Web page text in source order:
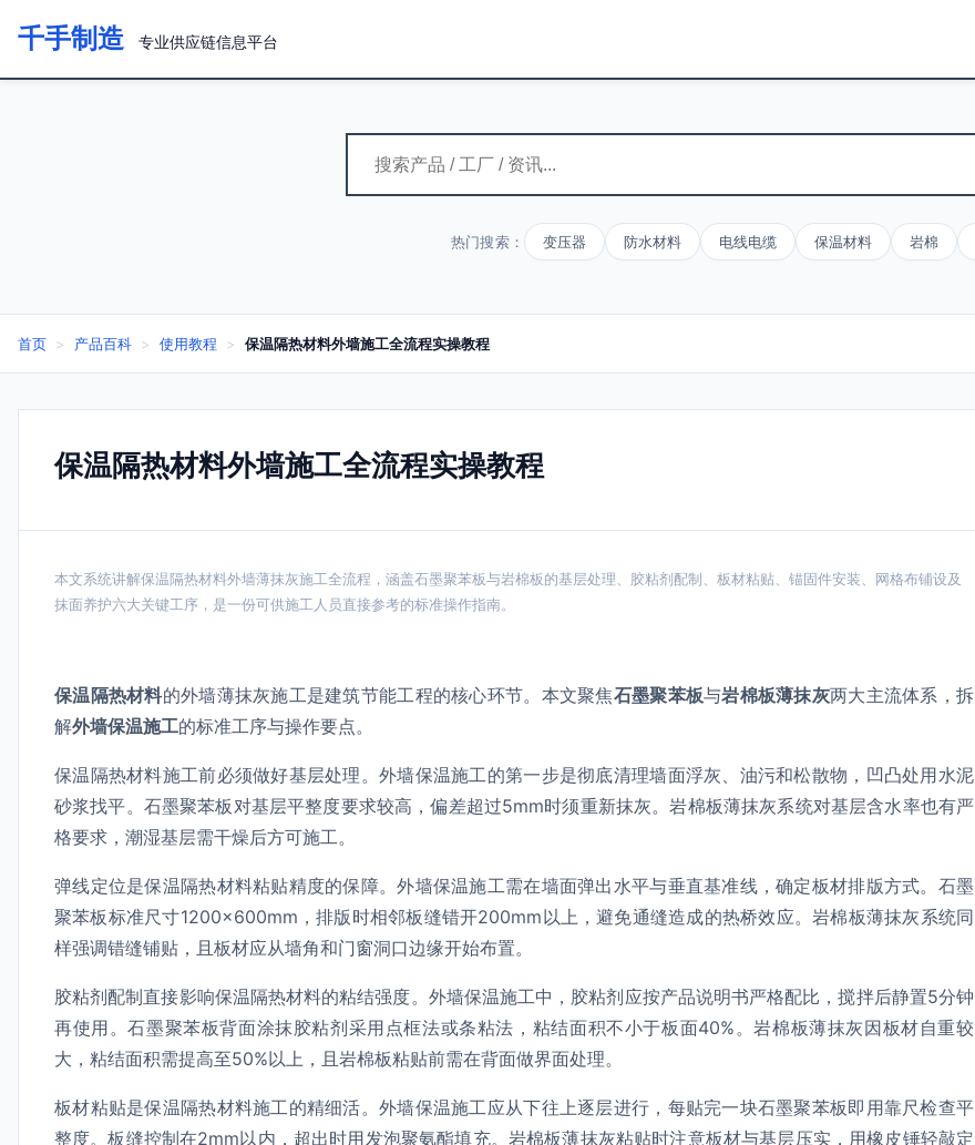
千手制造 专业供应链信息平台
热门搜索： 变压器 防水材料 电线电缆 保温材料 岩棉
首页 > 产品百科 > 使用教程 > 保温隔热材料外墙施工全流程实操教程
保温隔热材料外墙施工全流程实操教程
本文系统讲解保温隔热材料外墙薄抹灰施工全流程，涵盖石墨聚苯板与岩棉板的基层处理、胶粘剂配制、板材粘贴、锚固件安装、网格布铺设及
抹面养护六大关键工序，是一份可供施工人员直接参考的标准操作指南。
保温隔热材料的外墙薄抹灰施工是建筑节能工程的核心环节。本文聚焦石墨聚苯板与岩棉板薄抹灰两大主流体系，拆
解外墙保温施工的标准工序与操作要点。
保温隔热材料施工前必须做好基层处理。外墙保温施工的第一步是彻底清理墙面浮灰、油污和松散物，凹凸处用水泥
砂浆找平。石墨聚苯板对基层平整度要求较高，偏差超过5mm时须重新抹灰。岩棉板薄抹灰系统对基层含水率也有严
格要求，潮湿基层需干燥后方可施工。
弹线定位是保温隔热材料粘贴精度的保障。外墙保温施工需在墙面弹出水平与垂直基准线，确定板材排版方式。石墨
聚苯板标准尺寸1200×600mm，排版时相邻板缝错开200mm以上，避免通缝造成的热桥效应。岩棉板薄抹灰系统同
样强调错缝铺贴，且板材应从墙角和门窗洞口边缘开始布置。
胶粘剂配制直接影响保温隔热材料的粘结强度。外墙保温施工中，胶粘剂应按产品说明书严格配比，搅拌后静置5分钟
再使用。石墨聚苯板背面涂抹胶粘剂采用点框法或条粘法，粘结面积不小于板面40%。岩棉板薄抹灰因板材自重较
大，粘结面积需提高至50%以上，且岩棉板粘贴前需在背面做界面处理。
板材粘贴是保温隔热材料施工的精细活。外墙保温施工应从下往上逐层进行，每贴完一块石墨聚苯板即用靠尺检查平
整度。板缝控制在2mm以内，超出时用发泡聚氨酯填充。岩棉板薄抹灰粘贴时注意板材与基层压实，用橡皮锤轻敲定